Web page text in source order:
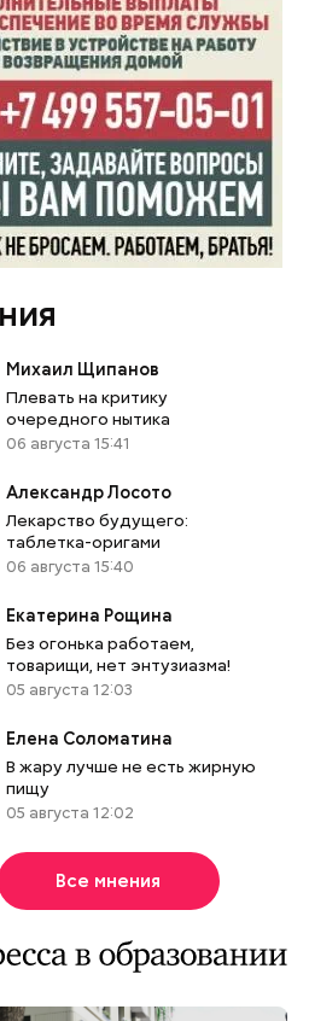
Михаил Щипанов
Плевать на критику
очередного нытика
06 августа 15:41
Александр Лосото
Лекарство будущего:
таблетка-оригами
06 августа 15:40
Екатерина Рощина
Без огонька работаем,
товарищи, нет энтузиазма!
05 августа 12:03
Елена Соломатина
В жару лучше не есть жирную
пищу
05 августа 12:02
Все мнения